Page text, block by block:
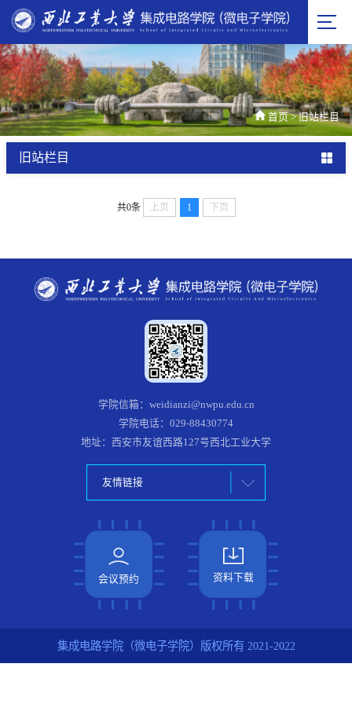
首页 > 旧站栏目
旧站栏目
共0条 上页 1 下页
学院信箱：weidianzi@nwpu.edu.cn
学院电话：029-88430774
地址：西安市友谊西路127号西北工业大学
友情链接
会议预约 资料下载
集成电路学院（微电子学院）版权所有 2021-2022